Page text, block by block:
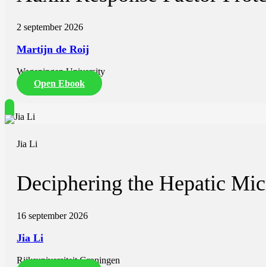
2 september 2026
Martijn de Roij
Wageningen University
Open Ebook
Jia Li
Deciphering the Hepatic
16 september 2026
Jia Li
Rijksuniversiteit Groningen